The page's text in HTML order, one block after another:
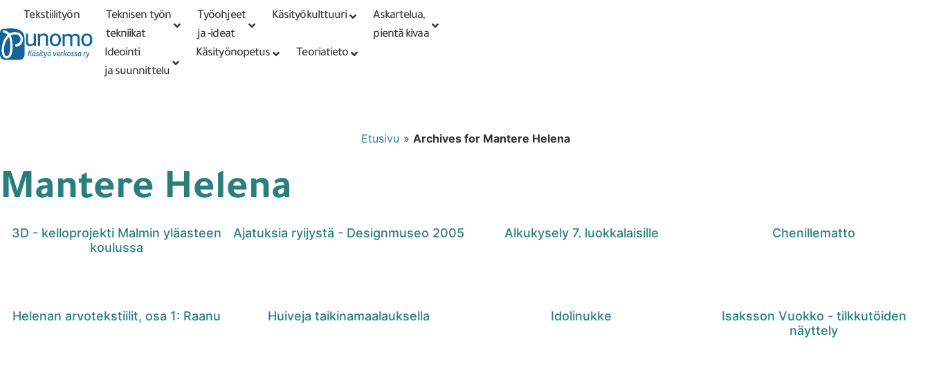
Tarkennettu PunomoputiikkiKirjaudu tai
rekisteröidy
Tekstiilityön
tekniikat
Teknisen työn
tekniikat
Työohjeet
ja -ideat
Käsityökulttuuri
Askartelua,
pientä kivaa
Ideointi
ja suunnittelu
Käsityönopetus Teoriatieto
Etusivu » Archives for Mantere Helena
Mantere Helena
3D - kelloprojekti Malmin yläasteen
koulussa
Ajatuksia ryijystä - Designmuseo 2005 Alkukysely 7. luokkalaisille Chenillematto
Helenan arvotekstiilit, osa 1: Raanu Huiveja taikinamaalauksella Idolinukke
Isaksson Vuokko - tilkkutöiden
näyttely